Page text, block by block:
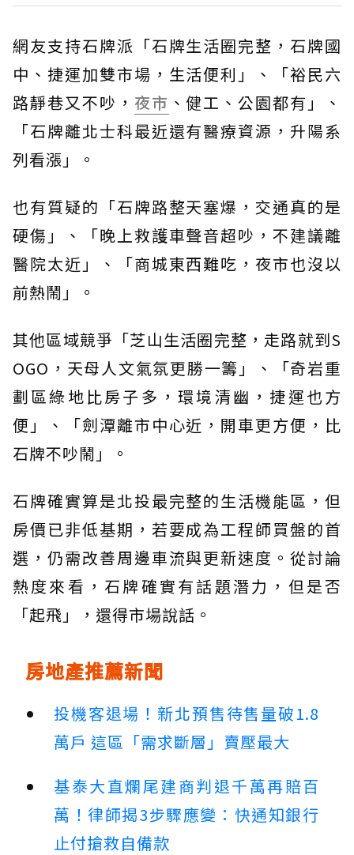
網友支持石牌派「石牌生活圈完整，石牌國
中、捷運加雙市場，生活便利」、「裕民六
路靜巷又不吵， 夜市 、健工、公園都有」、
「石牌離北士科最近還有醫療資源，升陽系
列看漲」。
也有質疑的「石牌路整天塞爆，交通真的是
硬傷」、「晚上救護車聲音超吵，不建議離
醫院太近」、「商城東西難吃，夜市也沒以
前熱鬧」。
其他區域競爭「芝山生活圈完整，走路就到S
OGO，天母人文氣氛更勝一籌」、「奇岩重
劃區綠地比房子多，環境清幽，捷運也方
便」、「劍潭離市中心近，開車更方便，比
石牌不吵鬧」。
石牌確實算是北投最完整的生活機能區，但
房價已非低基期，若要成為工程師買盤的首
選，仍需改善周邊車流與更新速度。從討論
熱度來看，石牌確實有話題潛力，但是否
「起飛」，還得市場說話。
房地產推薦新聞
投機客退場！新北預售待售量破1.8
萬戶 這區「需求斷層」賣壓最大
基泰大直爛尾建商判退千萬再賠百
萬！律師揭3步驟應變：快通知銀行
止付搶救自備款